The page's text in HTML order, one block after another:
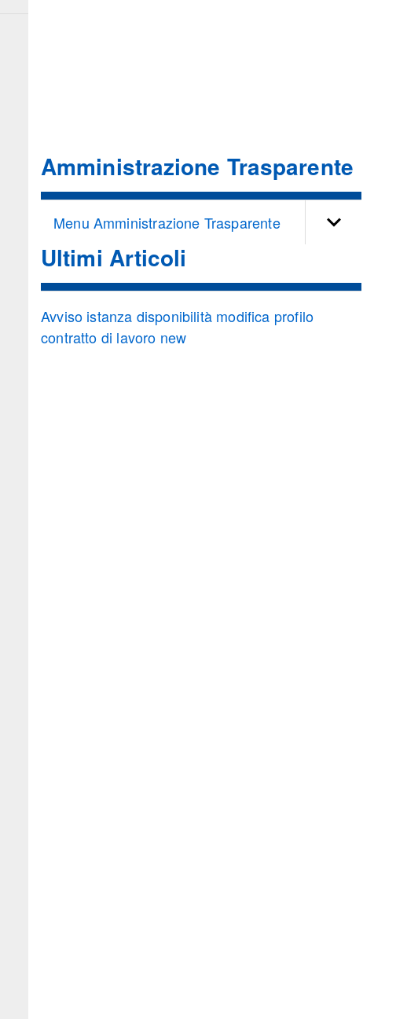
Amministrazione Trasparente
Menu Amministrazione Trasparente
Ultimi Articoli
Avviso istanza disponibilità modifica profilo
contratto di lavoro new